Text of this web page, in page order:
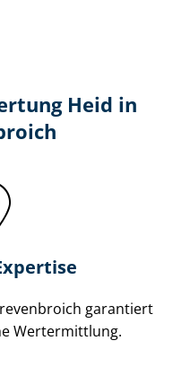
Heid in
garantiert
Wertermittlung.